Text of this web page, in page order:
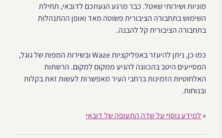
מוניות ושירותי שאטל. כבר מרגע הגעתכם לדובאי, תחילת
השימוש בתחבורה הציבורית פשוטה מאד ואופן ההתנהלות
בתחבורה הציבורית קל להבנה.
כמו כן, ניתן להיעזר באפליקציות Waze ובשירות המפות של גוגל,
המסייעים היטב בהכוונה להגיע ממקום למקום. הרשתות
האלחוטיות הזמינות ברחבי העיר מאפשרות לעשות זאת בקלות
ובנוחות.
»למידע נוסף על שדה התעופה של דובאי